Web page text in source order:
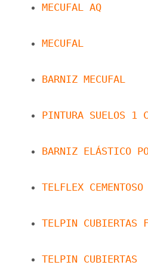
MECUFAL AQ
MECUFAL
BARNIZ MECUFAL
PINTURA SUELOS 1
BARNIZ ELÁSTICO
TELFLEX CEMENTOSO
TELPIN CUBIERTAS
TELPIN CUBIERTAS